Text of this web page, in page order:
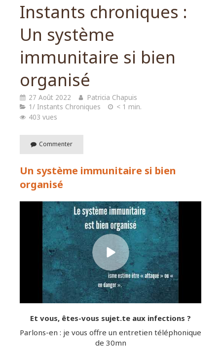
Instants chroniques :
Un système
immunitaire si bien
organisé
27 Août 2022
Patricia Chapuis
1/ Instants Chroniques
< 1 min.
403 vues
Commenter
Un système immunitaire si bien
organisé
Et vous, êtes-vous sujet.te aux infections ?
Parlons-en : je vous offre un entretien téléphonique
de 30mn